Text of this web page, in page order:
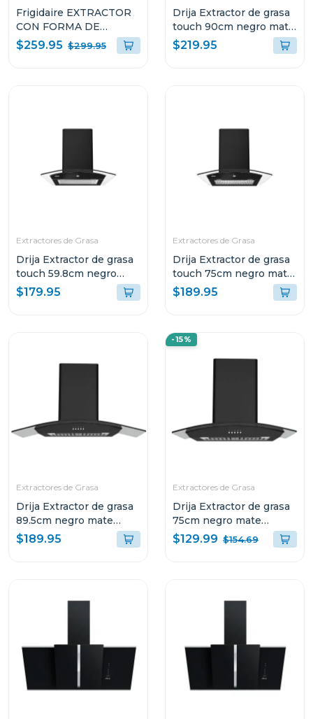
Frigidaire EXTRACTOR
CON FORMA DE
CAMPANA DE 36" PARA
PARED L904EXI
$259.95 $299.95
Drija Extractor de grasa
touch 90cm negro mate
prismatouch90
$219.95
Extractores de Grasa
Drija Extractor de grasa
touch 59.8cm negro
mate prismatouch60
$179.95
Extractores de Grasa
Drija Extractor de grasa
touch 75cm negro mate
prismatouch76
$189.95
Extractores de Grasa
Drija Extractor de grasa
89.5cm negro mate
galaxy90
$189.95
-15%
Extractores de Grasa
Drija Extractor de grasa
75cm negro mate
galaxy76
$129.99 $154.69